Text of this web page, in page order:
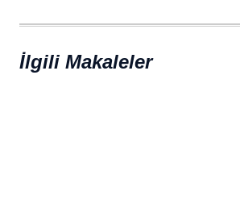
İlgili Makaleler